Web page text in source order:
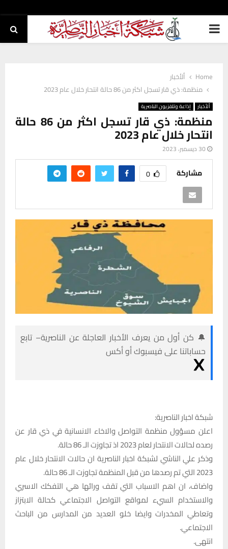
PRIMARY
Home
ألأخبار
منظمة: ذي قار تسجل اكثر من 86 حالة انتحار خلال عام 2023
ألأخبار إذاعة وتلفزيون الناصرية
منظمة: ذي قار تسجل اكثر من 86 حالة
انتحار خلال عام 2023
30 ديسمبر، 2023
مشاركة 0
🔔 كن أول من يعرف الأخبار العاجلة عن الناصرية– تابع
حساباتنا على فيسبوك أو أكس
شبكة اخبار الناصرية:
اعلن مسؤول منظمة التواصل والاخاء الانسانية في ذي قار عن
رصده لحالات الانتحار لعام 2023 اذ تجاوزت الـ 86 حالة.
وذكر علي الناشي لشبكة اخبار الناصرية ان حالات الانتحار خلال عام
2023 التي تم رصدها من قبل المنظمة تجاوزت الـ 86 حالة.
واضاف، ان اهم الاسباب التي تقف ورائها هي التفكك الاسري
والاستخدام السيء لمواقع التواصل الاجتماعي كحالة الابتزاز
وتعاطي المخدرات وايضا خلو العديد من المدارس من الباحث
الاجتماعي.
انتهى.